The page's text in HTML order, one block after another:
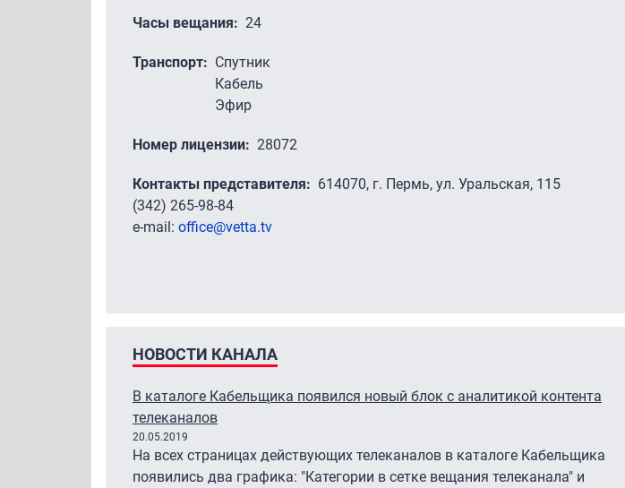
Часы вещания 24
Транспорт
Спутник
Кабель
Эфир
Номер лицензии 28072
Контакты представителя
614070, г. Пермь, ул. Уральская, 115
(342) 265-98-84
e-mail: office@vetta.tv
НОВОСТИ КАНАЛА
В каталоге Кабельщика появился новый блок с аналитикой контента
телеканалов
20.05.2019
На всех страницах действующих телеканалов в каталоге Кабельщика
появились два графика: "Категории в сетке вещания телеканала" и